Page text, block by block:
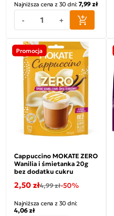
Najniższa cena z 30 dni:7,99 zł
- +
Promocja
Cappuccino MOKATE ZERO
Wanilia i śmietanka 20g
bez dodatku cukru
2,50 zł4,99 zł-50%
Najniższa cena z 30 dni:
4,06 zł